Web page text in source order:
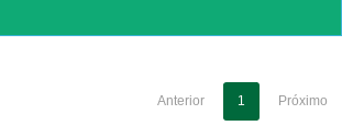
Anterior 1 Próximo